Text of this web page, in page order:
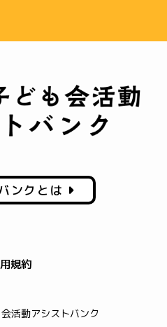
ンクとは
規約
活動アシストバンク